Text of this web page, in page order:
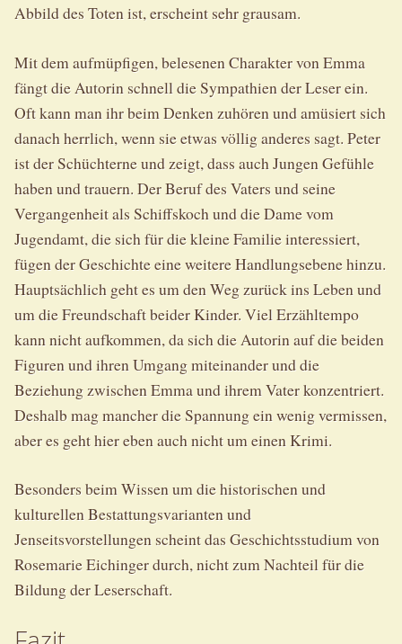
Abbild des Toten ist, erscheint sehr grausam.
Mit dem aufmüpfigen, belesenen Charakter von Emma
fängt die Autorin schnell die Sympathien der Leser ein.
Oft kann man ihr beim Denken zuhören und amüsiert sich
danach herrlich, wenn sie etwas völlig anderes sagt. Peter
ist der Schüchterne und zeigt, dass auch Jungen Gefühle
haben und trauern. Der Beruf des Vaters und seine
Vergangenheit als Schiffskoch und die Dame vom
Jugendamt, die sich für die kleine Familie interessiert,
fügen der Geschichte eine weitere Handlungsebene hinzu.
Hauptsächlich geht es um den Weg zurück ins Leben und
um die Freundschaft beider Kinder. Viel Erzähltempo
kann nicht aufkommen, da sich die Autorin auf die beiden
Figuren und ihren Umgang miteinander und die
Beziehung zwischen Emma und ihrem Vater konzentriert.
Deshalb mag mancher die Spannung ein wenig vermissen,
aber es geht hier eben auch nicht um einen Krimi.
Besonders beim Wissen um die historischen und
kulturellen Bestattungsvarianten und
Jenseitsvorstellungen scheint das Geschichtsstudium von
Rosemarie Eichinger durch, nicht zum Nachteil für die
Bildung der Leserschaft.